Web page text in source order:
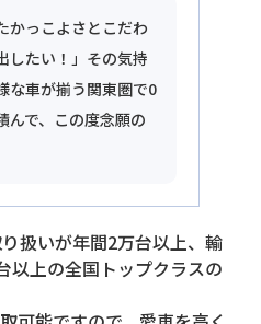
かっこよさとこだわ
したい！」その気持
な車が揃う関東圏で0
んで、この度念願の
扱いが年間2万台以上、輸
以上の全国トップクラスの